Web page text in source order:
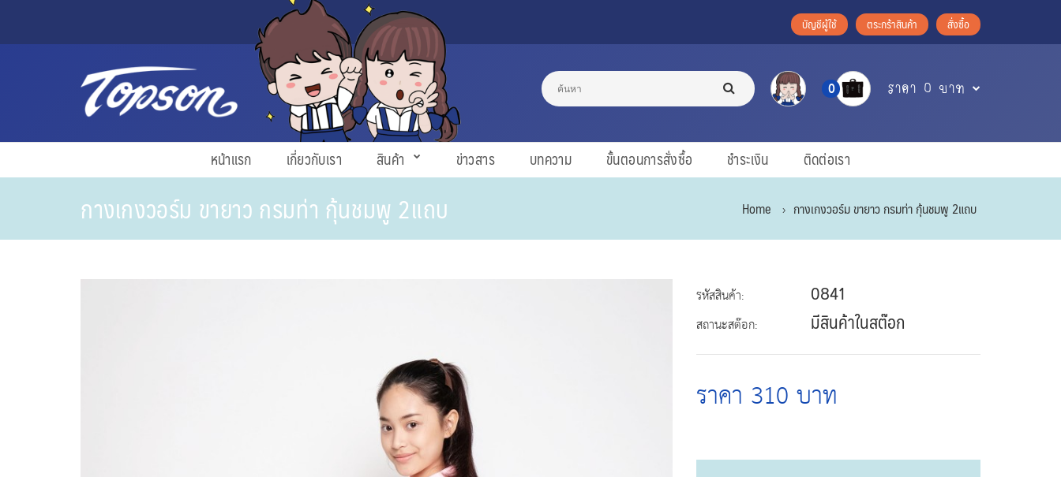
บัญชีผู้ใช้ ตระกร้าสินค้า สั่งซื้อ
0 ราคา 0 บาท
หน้าแรก เกี่ยวกับเรา สินค้า ข่าวสาร บทความ ขั้นตอนการสั่งซื้อ ชำระเงิน ติดต่อเรา
กางเกงวอร์ม ขายาว กรมท่า กุ้นชมพู 2แถบ Home กางเกงวอร์ม ขายาว กรมท่า กุ้นชมพู 2แถบ
รหัสสินค้า: 0841
สถานะสต๊อก: มีสินค้าในสต๊อก
ราคา 310 บาท